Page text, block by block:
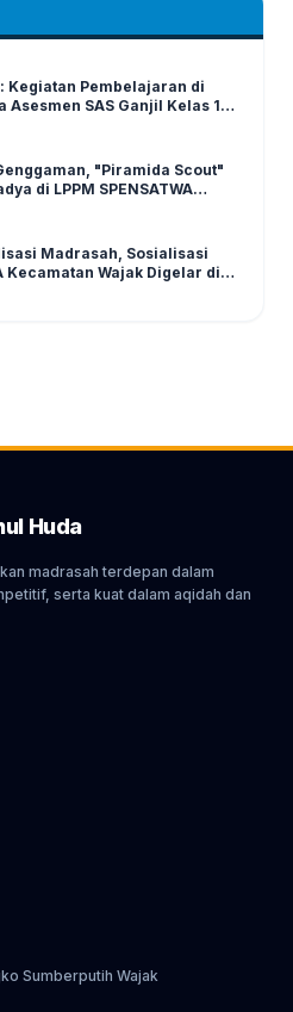
Kegiatan Pembelajaran di
Asesmen SAS Ganjil Kelas 1-6
"Piramida Scout"
di LPPM SPENSATWA
Madrasah, Sosialisasi
Kecamatan Wajak Digelar di
Huda
madrasah terdepan dalam
serta kuat dalam aqidah dan
Sumberputih Wajak